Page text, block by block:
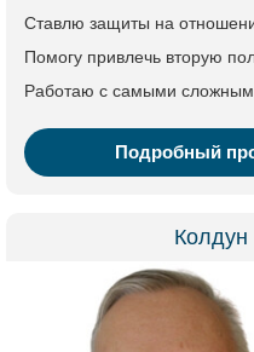
Ставлю защиты на
Помогу привлечь вторую
Работаю с самыми
Подробный
Колдун